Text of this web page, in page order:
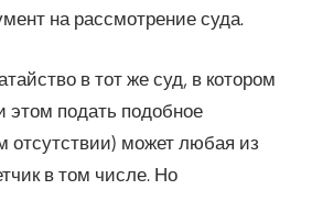
на рассмотрение суда.
в тот же суд, в котором
этом подать подобное
отсутствии) может любая из
в том числе. Но